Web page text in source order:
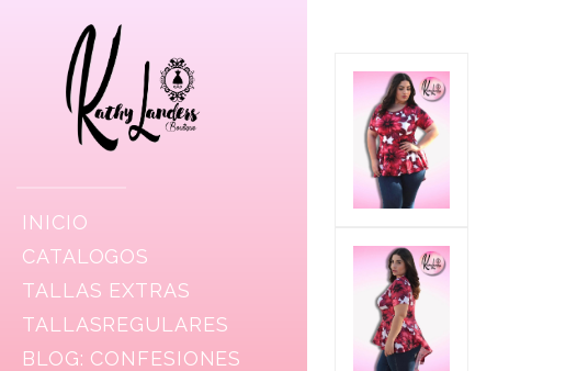
INICIO
CATALOGOS
TALLAS EXTRAS
TALLASREGULARES
BLOG: CONFESIONES